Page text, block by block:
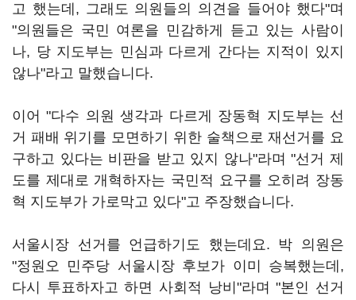
고 했는데, 그래도 의원들의 의견을 들어야 했다"며
"의원들은 국민 여론을 민감하게 듣고 있는 사람이
나, 당 지도부는 민심과 다르게 간다는 지적이 있지
않나"라고 말했습니다.
이어 "다수 의원 생각과 다르게 장동혁 지도부는 선
거 패배 위기를 모면하기 위한 술책으로 재선거를 요
구하고 있다는 비판을 받고 있지 않나"라며 "선거 제
도를 제대로 개혁하자는 국민적 요구를 오히려 장동
혁 지도부가 가로막고 있다"고 주장했습니다.
서울시장 선거를 언급하기도 했는데요. 박 의원은
"정원오 민주당 서울시장 후보가 이미 승복했는데,
다시 투표하자고 하면 사회적 낭비"라며 "본인 선거